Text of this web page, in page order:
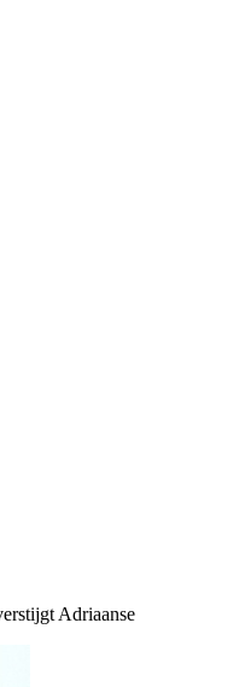
Adriaanse